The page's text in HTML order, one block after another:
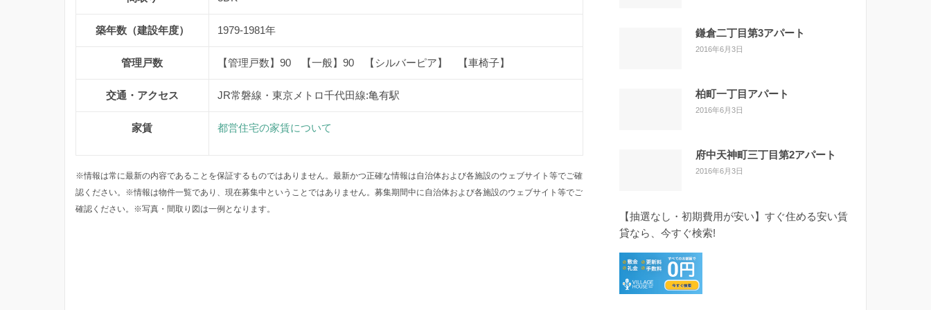
築年数（建設年度） 1979-1981年
管理戸数 【管理戸数】90 【一般】90 【シルバーピア】 【車椅子】
交通・アクセス JR常磐線・東京メトロ千代田線:亀有駅
家賃 都営住宅の家賃について
※情報は常に最新の内容であることを保証するものではありません。最新かつ正確な情報は自治体および各施設のウェブサイト等でご確
認ください。※情報は物件一覧であり、現在募集中ということではありません。募集期間中に自治体および各施設のウェブサイト等でご
確認ください。※写真・間取り図は一例となります。
鎌倉二丁目第3アパート
2016年6月3日
柏町一丁目アパート
2016年6月3日
府中天神町三丁目第2アパート
2016年6月3日
【抽選なし・初期費用が安い】すぐ住める安い賃
貸なら、今すぐ検索!